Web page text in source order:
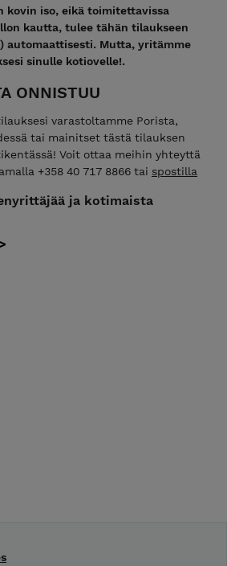
kovin iso, eikä toimitettavissa
kautta, tulee tähän tilaukseen
automaattisesti. Mutta, yritämme
sinulle kotiovelle!.
ONNISTUU
varastoltamme Porista,
tai mainitset tästä tilauksen
Voit ottaa meihin yhteyttä
+358 40 717 8866 tai spostilla
ja kotimaista